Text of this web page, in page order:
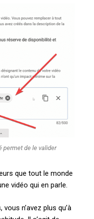
permet de le valider
que tout le monde
vidéo qui en parle.
n’avez plus qu’à